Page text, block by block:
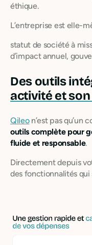
éthique.
L’entreprise est elle-
statut de société à
d’impact annuel,
Des outils
activité et
Qileon’est pas qu’un
outils complète pour
fluide et responsable.
Directement depuis
des fonctionnalités